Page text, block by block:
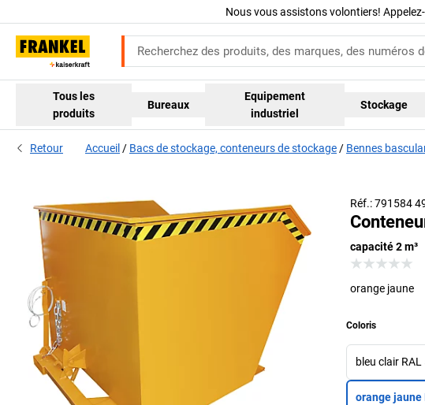
Nous vous assistons volontiers!
Tous les
produits
Bureaux
Equipement
industriel
Stockage
Retour Accueil Bacs de stockage, conteneurs de stockage Bennes
Réf.: 791584
capacité 2 m³
orange jaune
Coloris
bleu clair RAL
orange jaune